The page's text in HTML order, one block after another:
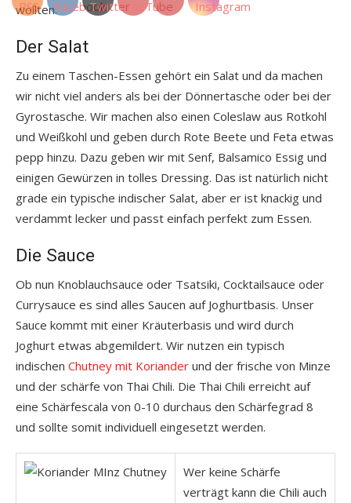
wollten.
Der Salat
Zu einem Taschen-Essen gehört ein Salat und da machen
wir nicht viel anders als bei der Dönnertasche oder bei der
Gyrostasche. Wir machen also einen Coleslaw aus Rotkohl
und Weißkohl und geben durch Rote Beete und Feta etwas
pepp hinzu. Dazu geben wir mit Senf, Balsamico Essig und
einigen Gewürzen in tolles Dressing. Das ist natürlich nicht
grade ein typische indischer Salat, aber er ist knackig und
verdammt lecker und passt einfach perfekt zum Essen.
Die Sauce
Ob nun Knoblauchsauce oder Tsatsiki, Cocktailsauce oder
Currysauce es sind alles Saucen auf Joghurtbasis. Unser
Sauce kommt mit einer Kräuterbasis und wird durch
Joghurt etwas abgemildert. Wir nutzen ein typisch
indischen Chutney mit Koriander und der frische von Minze
und der schärfe von Thai Chili. Die Thai Chili erreicht auf
eine Schärfescala von 0-10 durchaus den Schärfegrad 8
und sollte somit individuell eingesetzt werden.
Wer keine Schärfe
verträgt kann die Chili auch